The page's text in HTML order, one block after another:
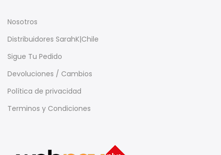
Nosotros
Distribuidores SarahK|Chile
Sigue Tu Pedido
Devoluciones / Cambios
Política de privacidad
Terminos y Condiciones